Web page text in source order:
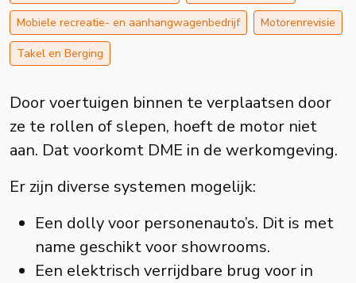
Mobiele recreatie- en aanhangwagenbedrijf Motorenrevisie
Takel en Berging
Door voertuigen binnen te verplaatsen door
ze te rollen of slepen, hoeft de motor niet
aan. Dat voorkomt DME in de werkomgeving.
Er zijn diverse systemen mogelijk:
Een dolly voor personenauto’s. Dit is met
name geschikt voor showrooms.
Een elektrisch verrijdbare brug voor in